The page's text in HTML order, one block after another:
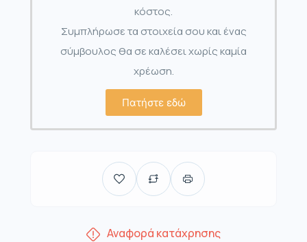
κόστος.
Συμπλήρωσε τα στοιχεία σου και ένας
σύμβουλος θα σε καλέσει χωρίς καμία
χρέωση.
Πατήστε εδώ
Αναφορά κατάχρησης